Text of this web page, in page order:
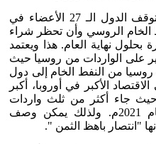
اقترحت المفوضية الأوروبية أن توقف الدول الـ 27 الأعضاء في
الخام الروسي وأن تحظر شراء
بحلول نهاية العام. هذا ويعتمد
على الواردات من روسيا حيث
من صادرات روسيا من النفط الخام إلى دول
الاقتصاد الأكبر في أوروبا، أكبر
جاء أكثر من ثلث واردات
النفط والغاز من روسيا في عام 2021م. ولذلك يمكن وصف
"انتصار باهظ الثمن ".